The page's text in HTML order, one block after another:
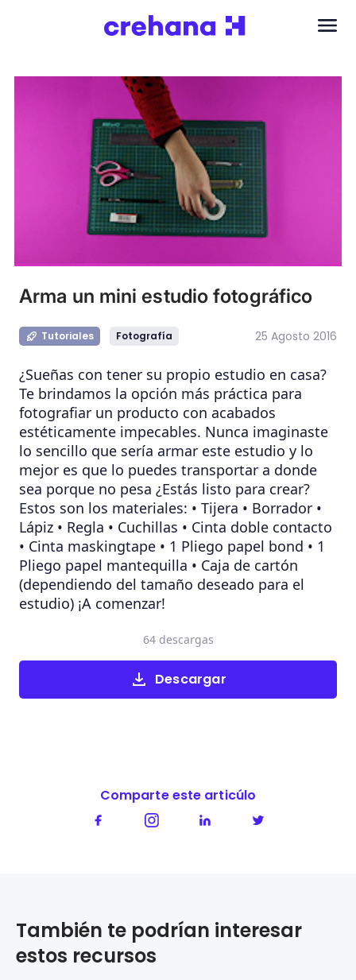
Arma un mini estudio fotográfico
Tutoriales Fotografía 25 Agosto 2016
¿Sueñas con tener su propio estudio en casa?
Te brindamos la opción más práctica para
fotografiar un producto con acabados
estéticamente impecables. Nunca imaginaste
lo sencillo que sería armar este estudio y lo
mejor es que lo puedes transportar a donde
sea porque no pesa ¿Estás listo para crear?
Estos son los materiales: • Tijera • Borrador •
Lápiz • Regla • Cuchillas • Cinta doble contacto
• Cinta maskingtape • 1 Pliego papel bond • 1
Pliego papel mantequilla • Caja de cartón
(dependiendo del tamaño deseado para el
estudio) ¡A comenzar!
Descargar
64 descargas
Comparte este articúlo
También te podrían interesar
estos recursos